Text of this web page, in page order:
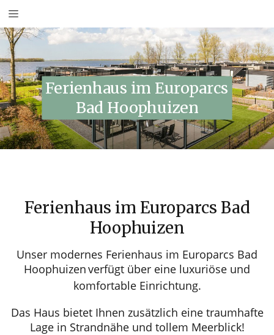
Ferienhaus im Europarcs
Bad Hoophuizen
Ferienhaus im Europarcs Bad
Hoophuizen
Unser modernes Ferienhaus im Europarcs Bad
Hoophuizenverfügt über eine luxuriöse und
komfortable Einrichtung.
Das Haus bietet Ihnen zusätzlich eine traumhafte
Lage in Strandnähe und tollem Meerblick!